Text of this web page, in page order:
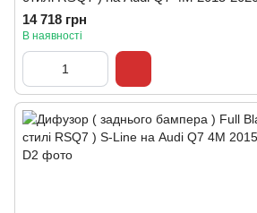
14 718 грн
В наявності